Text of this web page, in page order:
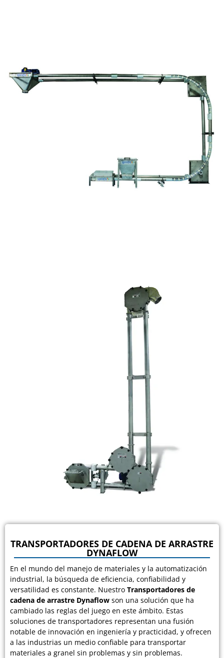
TRANSPORTADORES DE CADENA DE ARRASTRE
DYNAFLOW
En el mundo del manejo de materiales y la automatización
industrial, la búsqueda de eficiencia, confiabilidad y
versatilidad es constante. Nuestro Transportadores de
cadena de arrastre Dynaflow son una solución que ha
cambiado las reglas del juego en este ámbito. Estas
soluciones de transportadores representan una fusión
notable de innovación en ingeniería y practicidad, y ofrecen
a las industrias un medio confiable para transportar
materiales a granel sin problemas y sin problemas.